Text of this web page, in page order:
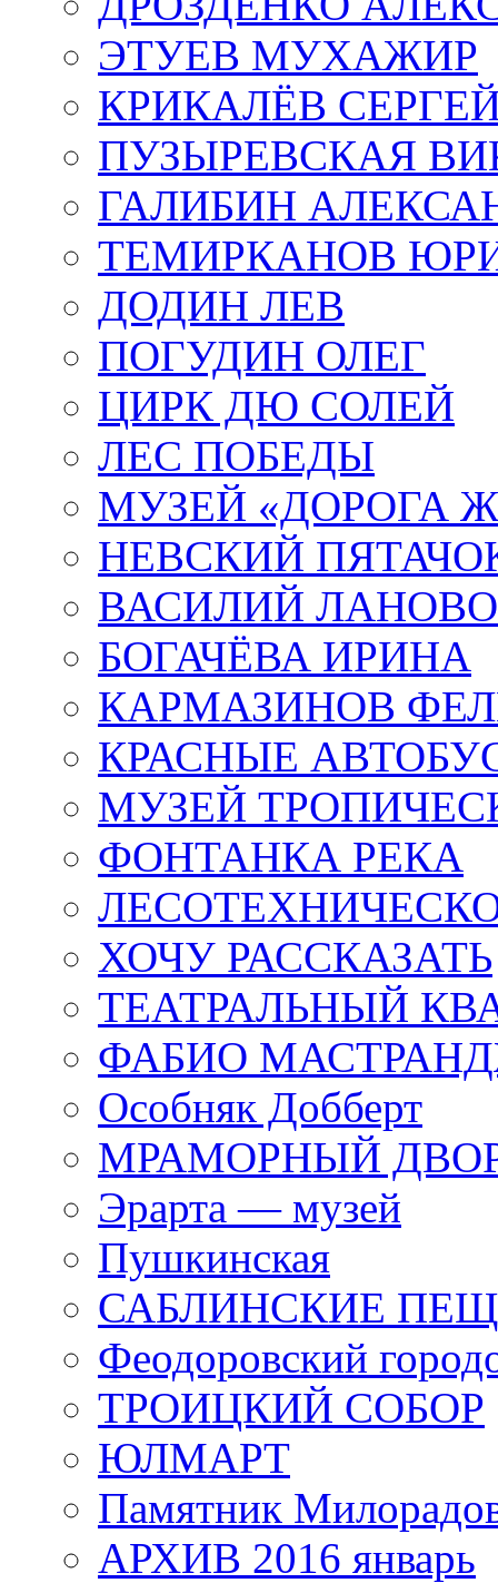
ЭТУЕВ МУХАЖИР
КРИКАЛЁВ
ПУЗЫРЕВСКАЯ
ГАЛИБИН
ТЕМИРКАНОВ
ДОДИН ЛЕВ
ПОГУДИН ОЛЕГ
ЦИРК ДЮ СОЛЕЙ
ЛЕС ПОБЕДЫ
МУЗЕЙ «ДОРОГА
НЕВСКИЙ
ВАСИЛИЙ
БОГАЧЁВА ИРИНА
КАРМАЗИНОВ
КРАСНЫЕ
МУЗЕЙ
ФОНТАНКА РЕКА
ХОЧУ РАССКАЗАТЬ
ТЕАТРАЛЬНЫЙ
ФАБИО
Особняк Добберт
МРАМОРНЫЙ
Эрарта — музей
Пушкинская
САБЛИНСКИЕ
Феодоровский
ТРОИЦКИЙ СОБОР
ЮЛМАРТ
Памятник
АРХИВ 2016 январь